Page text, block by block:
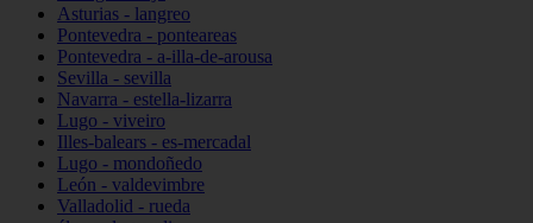
Asturias - langreo
Pontevedra - ponteareas
Pontevedra - a-illa-de-arousa
Sevilla - sevilla
Navarra - estella-lizarra
Lugo - viveiro
Illes-balears - es-mercadal
Lugo - mondoñedo
León - valdevimbre
Valladolid - rueda